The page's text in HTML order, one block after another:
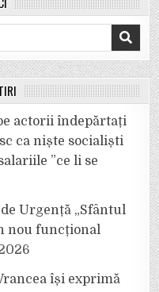
actorii îndepărtați
ca niște socialiști
”ce li se
Urgență „Sfântul
nou funcțional
își exprimă